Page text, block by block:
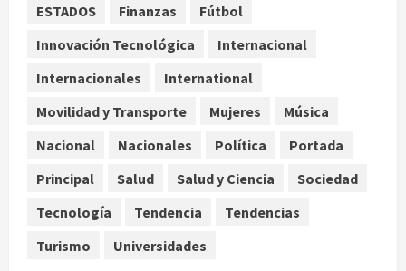
4
Sheinbaum defiende reestructura
de créditos del Infonavit y niega
agosto 9, 2026
Internacional
Colombia respalda soberanía de
TLC
ESTADOS Finanzas
Fútbol
Innovación Tecnológica
Internacional
Internacionales
International
Movilidad y Transporte
Mujeres
Música
Nacional
Nacionales Política
Portada
Principal
Salud Salud y Ciencia
Sociedad
Tecnología
Tendencia
Tendencias
Turismo
Universidades